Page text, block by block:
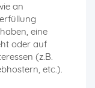
an
eine
oder auf
(z.B.
etc.).